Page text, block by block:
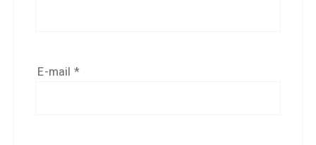
E-mail *